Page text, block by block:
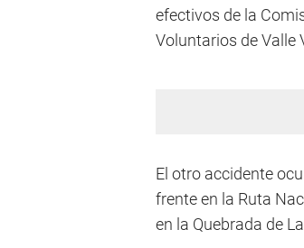
efectivos de la
Voluntarios de Valle
El otro accidente
frente en la Ruta
en la Quebrada de